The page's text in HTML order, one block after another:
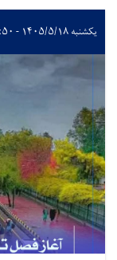
یکشنبه ۱۴۰۵/۵/۱۸ - ۹:۵۰